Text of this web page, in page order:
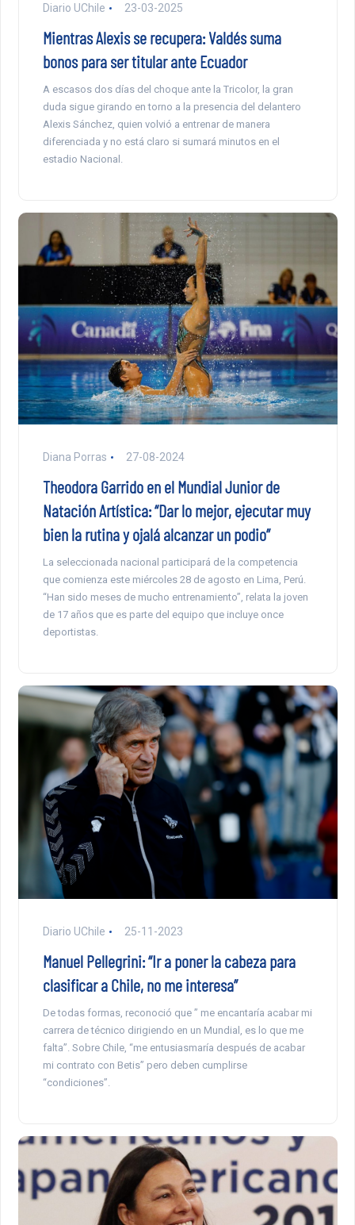
Diario UChile 23-03-2025
Mientras Alexis se recupera: Valdés suma
bonos para ser titular ante Ecuador
A escasos dos días del choque ante la Tricolor, la gran
duda sigue girando en torno a la presencia del delantero
Alexis Sánchez, quien volvió a entrenar de manera
diferenciada y no está claro si sumará minutos en el
estadio Nacional.
Diana Porras 27-08-2024
Theodora Garrido en el Mundial Junior de
Natación Artística: “Dar lo mejor, ejecutar muy
bien la rutina y ojalá alcanzar un podio”
La seleccionada nacional participará de la competencia
que comienza este miércoles 28 de agosto en Lima, Perú.
“Han sido meses de mucho entrenamiento”, relata la joven
de 17 años que es parte del equipo que incluye once
deportistas.
Diario UChile 25-11-2023
Manuel Pellegrini: “Ir a poner la cabeza para
clasificar a Chile, no me interesa”
De todas formas, reconoció que ” me encantaría acabar mi
carrera de técnico dirigiendo en un Mundial, es lo que me
falta”. Sobre Chile, “me entusiasmaría después de acabar
mi contrato con Betis” pero deben cumplirse
“condiciones”.